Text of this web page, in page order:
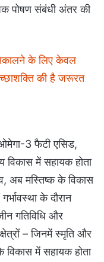
पोषण संबंधी अंतर की
के लिए केवल
की है जरूरत
3 फैटी एसिड,
विकास में सहायक होता
अब मस्तिष्क के विकास
के दौरान
गतिविधि और
– जिनमें स्मृति और
विकास में सहायक होता